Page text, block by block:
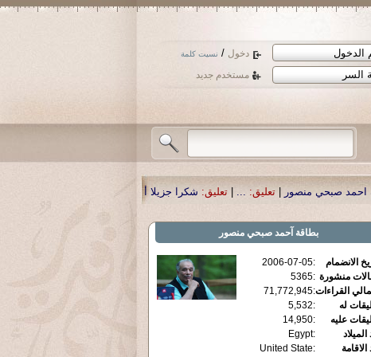
دخول / نسيت كلمة
مستخدم جديد
|تعليق: ... تعليق: شكرا جزيلا أستاذ حمد الحمد .أكرمكم الله .
بطاقة آحمد صبحي منصور
الانضمام :
2006-07-05
منشورة :
5365
القراءات:
71,772,945
له
:
5,532
عليه
:
14,950
الميلاد
:
Egypt
الاقامة
:
United State